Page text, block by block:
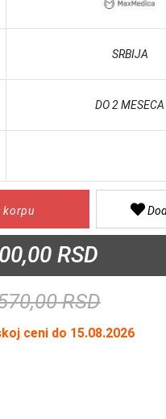
SRBIJA
DO 2 MESECA
korpu
RSD
RSD
ceni do 15.08.2026